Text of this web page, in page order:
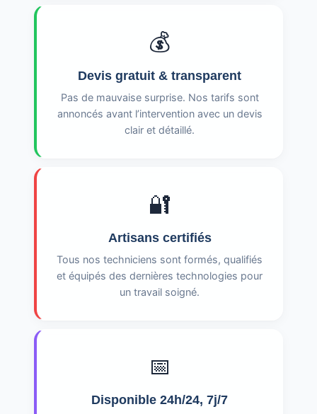
💰
Devis gratuit & transparent
Pas de mauvaise surprise. Nos tarifs sont
annoncés avant l’intervention avec un devis
clair et détaillé.
🔐
Artisans certifiés
Tous nos techniciens sont formés, qualifiés
et équipés des dernières technologies pour
un travail soigné.
📅
Disponible 24h/24, 7j/7